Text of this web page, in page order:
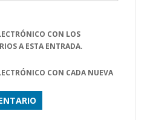
CON LOS
A ESTA ENTRADA.
CON CADA NUEVA